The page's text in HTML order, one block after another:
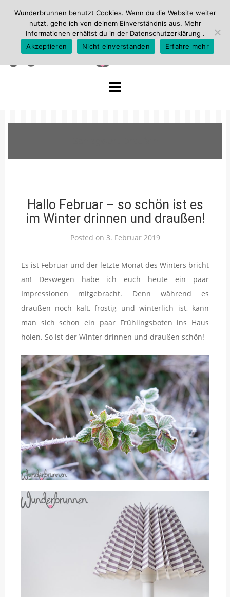
Hallo Februar – so schön ist es
im Winter drinnen und draußen!
Posted on 3. Februar 2019
Es ist Februar und der letzte Monat des Winters bricht
an! Deswegen habe ich euch heute ein paar
Impressionen mitgebracht. Denn während es
draußen noch kalt, frostig und winterlich ist, kann
man sich schon ein paar Frühlingsboten ins Haus
holen. So ist der Winter drinnen und draußen schön!
Wunderbrunnen benutzt Cookies. Wenn du die Website weiter
nutzt, gehe ich von deinem Einverständnis aus. Mehr
Informationen erhältst du in der Datenschutzerklärung .
Akzeptieren
Nicht einverstanden Erfahre mehr